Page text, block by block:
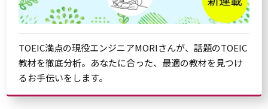
TOEIC満点の現役エンジニアMORIさんが、話題のTOEIC
教材を徹底分析。あなたに合った、最適の教材を見つけ
るお手伝いをします。